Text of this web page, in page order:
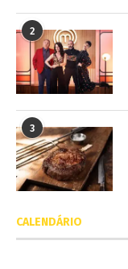
2
3
CALENDÁRIO